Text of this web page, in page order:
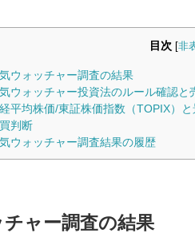
目次 [非
ウォッチャー調査の結果
ウォッチャー投資法のルール確認と
平均株価/東証株価指数（TOPIX）
判断
ウォッチャー調査結果の履歴
ャー調査の結果